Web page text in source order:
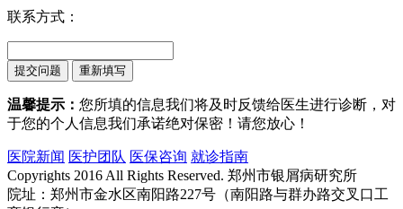
联系方式：
温馨提示： 您所填的信息我们将及时反馈给医生进行诊断，对
于您的个人信息我们承诺绝对保密！请您放心！
医院新闻 医护团队 医保咨询 就诊指南
Copyrights 2016 All Rights Reserved. 郑州市银屑病研究所
院址：郑州市金水区南阳路227号（南阳路与群办路交叉口工